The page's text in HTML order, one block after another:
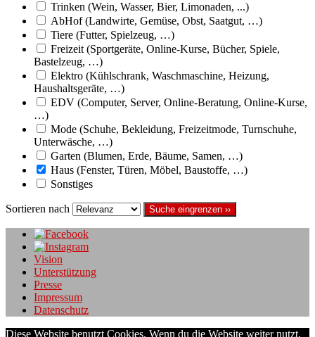
Trinken (Wein, Wasser, Bier, Limonaden, ...)
AbHof (Landwirte, Gemüse, Obst, Saatgut, …)
Tiere (Futter, Spielzeug, …)
Freizeit (Sportgeräte, Online-Kurse, Bücher, Spiele,
Bastelzeug, …)
Elektro (Kühlschrank, Waschmaschine, Heizung,
Haushaltsgeräte, …)
EDV (Computer, Server, Online-Beratung, Online-Kurse,
…)
Mode (Schuhe, Bekleidung, Freizeitmode, Turnschuhe,
Unterwäsche, …)
Garten (Blumen, Erde, Bäume, Samen, …)
Haus (Fenster, Türen, Möbel, Baustoffe, …)
Sonstiges
Sortieren nach Suche eingrenzen ››
Vision
Unterstützung
Presse
Impressum
Datenschutz
Diese Website benutzt Cookies. Wenn du die Website weiter nutzt,